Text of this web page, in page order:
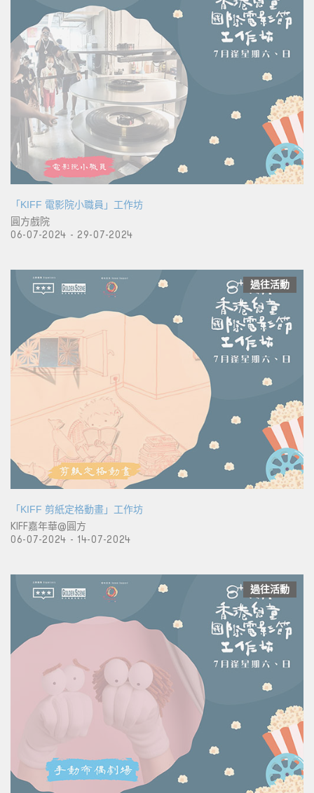
「KIFF 電影院小職員」工作坊
圓方戲院
06-07-2024 - 29-07-2024
過往活動
「KIFF 剪紙定格動畫」工作坊
KIFF嘉年華@圓方
06-07-2024 - 14-07-2024
過往活動